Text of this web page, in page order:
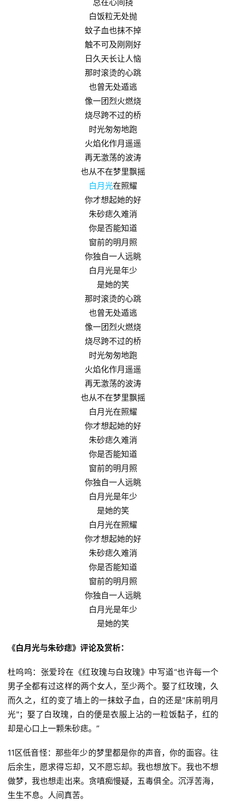
总在心间挠
白饭粒无处抛
蚊子血也抹不掉
触不可及刚刚好
日久天长让人恼
那时滚烫的心跳
也曾无处遁逃
像一团烈火燃烧
烧尽跨不过的桥
时光匆匆地跑
火焰化作月遥遥
再无激荡的波涛
也从不在梦里飘摇
白月光在照耀
你才想起她的好
朱砂痣久难消
你是否能知道
窗前的明月照
你独自一人远眺
白月光是年少
是她的笑
那时滚烫的心跳
也曾无处遁逃
像一团烈火燃烧
烧尽跨不过的桥
时光匆匆地跑
火焰化作月遥遥
再无激荡的波涛
也从不在梦里飘摇
白月光在照耀
你才想起她的好
朱砂痣久难消
你是否能知道
窗前的明月照
你独自一人远眺
白月光是年少
是她的笑
白月光在照耀
你才想起她的好
朱砂痣久难消
你是否能知道
窗前的明月照
你独自一人远眺
白月光是年少
是她的笑
《白月光与朱砂痣》评论及赏析：
杜呜呜：张爱玲在《红玫瑰与白玫瑰》中写道“也许每一个
男子全都有过这样的两个女人，至少两个。娶了红玫瑰，久
而久之，红的变了墙上的一抹蚊子血，白的还是"床前明月
光"；娶了白玫瑰，白的便是衣服上沾的一粒饭黏子，红的
却是心口上一颗朱砂痣。”
11区低音怪：那些年少的梦里都是你的声音，你的面容。往
后余生，愿求得忘却，又不愿忘却。我也想放下。我也不想
做梦，我也想走出来。贪嗔痴慢疑，五毒俱全。沉浮苦海，
生生不息。人间真苦。